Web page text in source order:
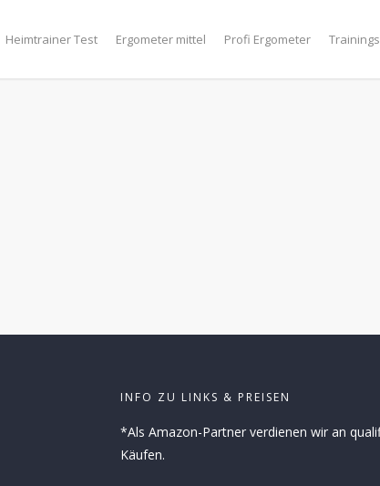
Heimtrainer Test Ergometer mittel Profi Ergometer
INFO ZU LINKS & PREISEN
*Als Amazon-Partner verdienen wir an
Käufen.